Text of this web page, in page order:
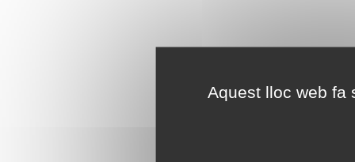
Aquest lloc web fa